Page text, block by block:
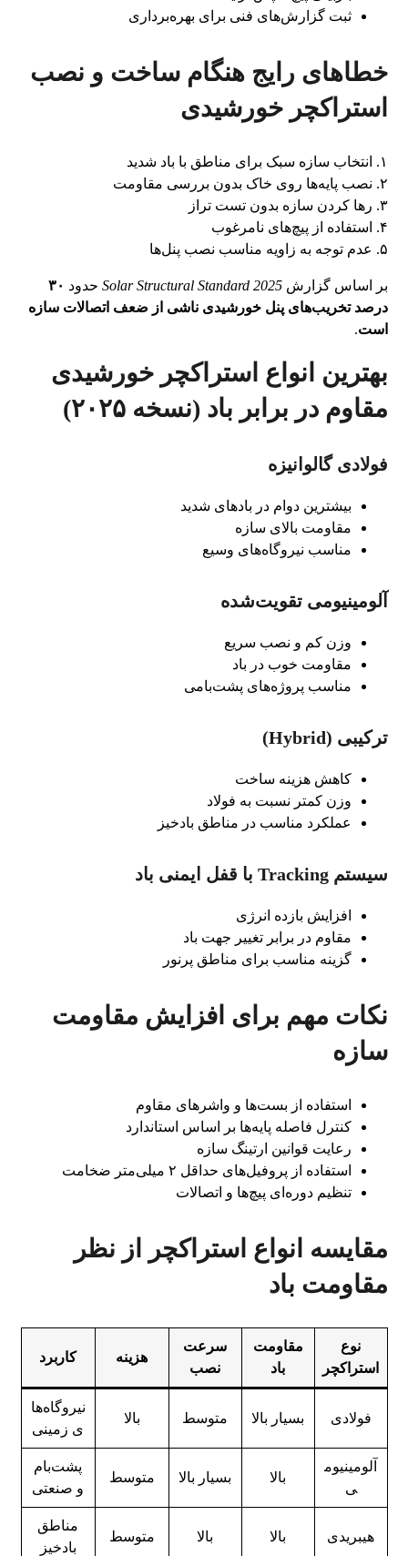
ثبت گزارش‌های فنی برای بهره‌برداری
خطاهای رایج هنگام ساخت و نصب
استراکچر خورشیدی
۱. انتخاب سازه سبک برای مناطق با باد شدید
۲. نصب پایه‌ها روی خاک بدون بررسی مقاومت
۳. رها کردن سازه بدون تست تراز
۴. استفاده از پیچ‌های نامرغوب
۵. عدم توجه به زاویه مناسب نصب پنل‌ها
بر اساس گزارشSolar Structural Standard 2025 حدود ۳۰
درصد تخریب‌های پنل خورشیدی ناشی از ضعف اتصالات سازه
است.
بهترین انواع استراکچر خورشیدی
مقاوم در برابر باد (نسخه ۲۰۲۵)
فولادی گالوانیزه
بیشترین دوام در بادهای شدید
مقاومت بالای سازه
مناسب نیروگاه‌های وسیع
آلومینیومی تقویت‌شده
وزن کم و نصب سریع
مقاومت خوب در باد
مناسب پروژه‌های پشت‌بامی
ترکیبی (Hybrid)
کاهش هزینه ساخت
وزن کمتر نسبت به فولاد
عملکرد مناسب در مناطق بادخیز
سیستم Tracking با قفل ایمنی باد
افزایش بازده انرژی
مقاوم در برابر تغییر جهت باد
گزینه مناسب برای مناطق پرنور
نکات مهم برای افزایش مقاومت
سازه
استفاده از بست‌ها و واشرهای مقاوم
کنترل فاصله پایه‌ها بر اساس استاندارد
رعایت قوانین ارتینگ سازه
استفاده از پروفیل‌های حداقل ۲ میلی‌متر ضخامت
تنظیم دوره‌ای پیچ‌ها و اتصالات
مقایسه انواع استراکچر از نظر
مقاومت باد
نوع
استراکچر
مقاومت
باد
سرعت
نصب
هزینه کاربرد
فولادی بسیار بالا متوسط بالا
نیروگاه‌ها
ی زمینی
آلومینیوم
ی
بالا بسیار بالا متوسط
پشت‌بام
و صنعتی
هیبریدی بالا بالا متوسط
مناطق
بادخیز